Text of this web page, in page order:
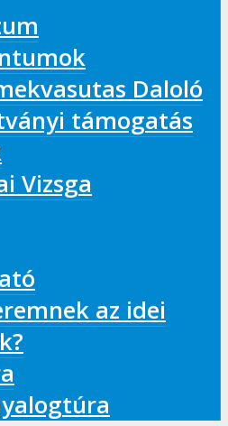
Daloló
támogatás
Vizsga
az idei